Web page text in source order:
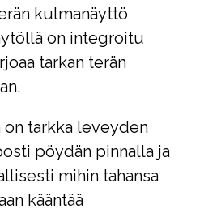
kulmanäyttö
on integroitu
tarkan terän
on tarkka leveyden
pöydän pinnalla ja
mihin tahansa
kääntää